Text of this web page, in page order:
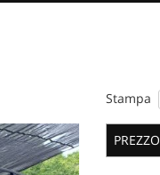
Stampa
PREZZO